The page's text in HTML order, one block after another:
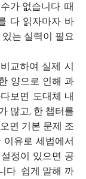
가 없습니다. 때
다 읽자마자 바
는 실력이 필요
교하여 실제 시
양으로 인해 과
보면 도대체 내
많고, 한 챕터를
면 기본 문제 조
유로 세법에서
정이 있으면 공
다. 쉽게 말해 까